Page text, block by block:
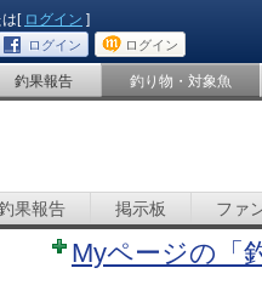
は[ ログイン ]
ログイン ログイン
釣果報告 釣り物・対象魚
果報告 掲示板 ファ
Myページの「